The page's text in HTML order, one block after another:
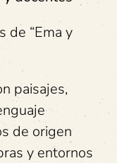
de “Ema y
paisajes,
de origen
y entornos